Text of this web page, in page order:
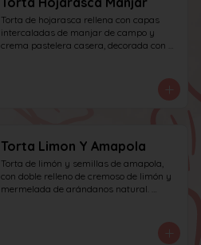
Torta de hojarasca rellena con capas
intercaladas de manjar de campo y
crema pastelera casera, decorada con
Torta Limon Y Amapola
Torta de limón y semillas de amapola,
con doble relleno de cremoso de limón y
mermelada de arándanos natural.